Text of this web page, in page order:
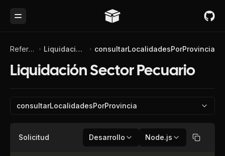
Toggle Menu
Referencia de API Liquidación Sector Pecuario consultarLocalidadesPorProvincia
Liquidación Sector Pecuario
consultarLocalidadesPorProvincia
Solicitud Desarrollo Node.js Copiar